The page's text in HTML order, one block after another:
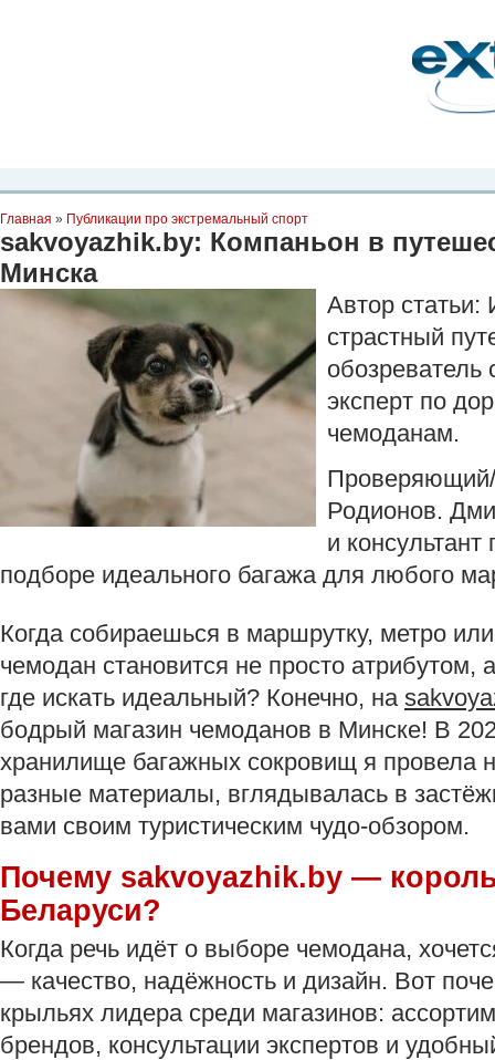
Главная » Публикации про экстремальный спорт
sakvoyazhik.by: Компаньон в
Минска
Автор
страстный
обозреватель
эксперт по
чемоданам.
Родионов.
и
подборе идеального багажа для любого
Когда собираешься в маршрутку, метро
чемодан становится не просто
где искать идеальный? Конечно, на
бодрый магазин чемоданов в Минске! В
хранилище багажных сокровищ я провела
разные материалы, вглядывалась в
вами своим туристическим чудо-обзором.
Почему sakvoyazhik.by —
Беларуси?
Когда речь идёт о выборе чемодана,
— качество, надёжность и дизайн. Вот
крыльях лидера среди магазинов:
брендов, консультации экспертов и